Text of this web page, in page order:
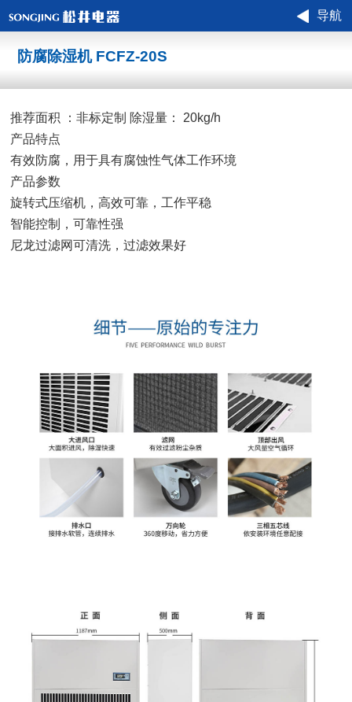
导航
防腐除湿机 FCFZ-20S
推荐面积 ：非标定制 除湿量： 20kg/h
产品特点
有效防腐，用于具有腐蚀性气体工作环境
产品参数
旋转式压缩机，高效可靠，工作平稳
智能控制，可靠性强
尼龙过滤网可清洗，过滤效果好